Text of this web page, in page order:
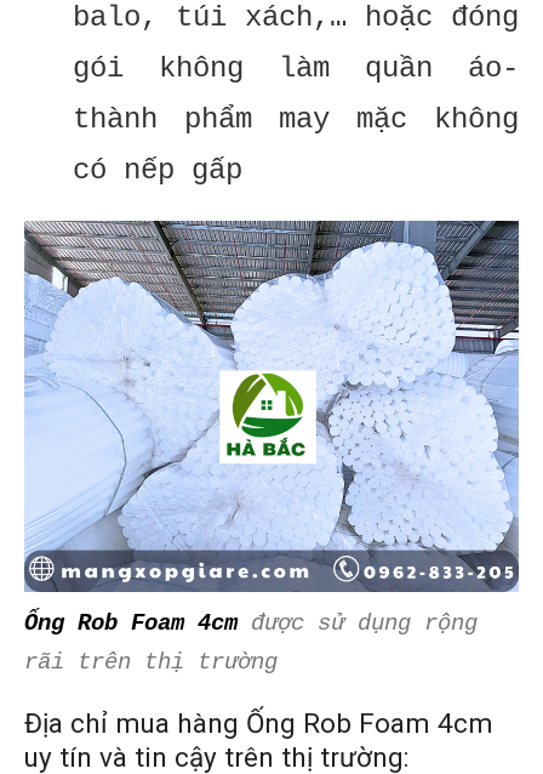
balo, túi xách,… hoặc đóng
gói không làm quần áo-
thành phẩm may mặc không
có nếp gấp
Ống Rob Foam 4cmđược sử dụng rộng
rãi trên thị trường
Địa chỉ mua hàng Ống Rob Foam 4cm
uy tín và tin cậy trên thị trường: